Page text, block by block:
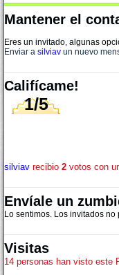
Mantener el
Eres un invitado, algunas
Enviar a silviav un nuevo
Califícame!
1/5
silviav recibio 2 votos con
Envíale un
Lo sentimos. Los invitados no
Visitas
14 personas han visto este